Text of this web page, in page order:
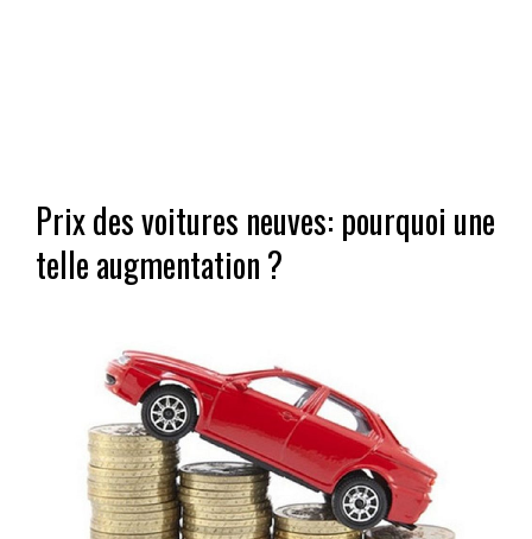
Prix des voitures neuves: pourquoi une
telle augmentation ?